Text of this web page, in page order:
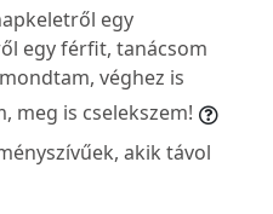
egy
egy férfit, tanácsom
véghez is
meg is cselekszem!
akik távol